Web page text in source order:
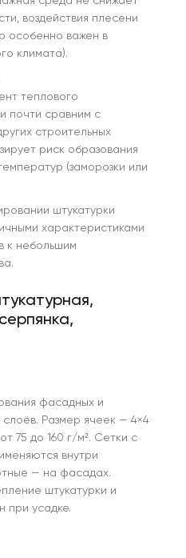
воздействия плесени
особенно важен в
климата).
теплового
почти сравним с
строительных
риск образования
(заморозки или
штукатурки
характеристиками
к небольшим
фасадных и
слоёв. Размер ячеек — 4×4
75 до 160 г/м². Сетки с
внутри
— на фасадах.
штукатурки и
при усадке.